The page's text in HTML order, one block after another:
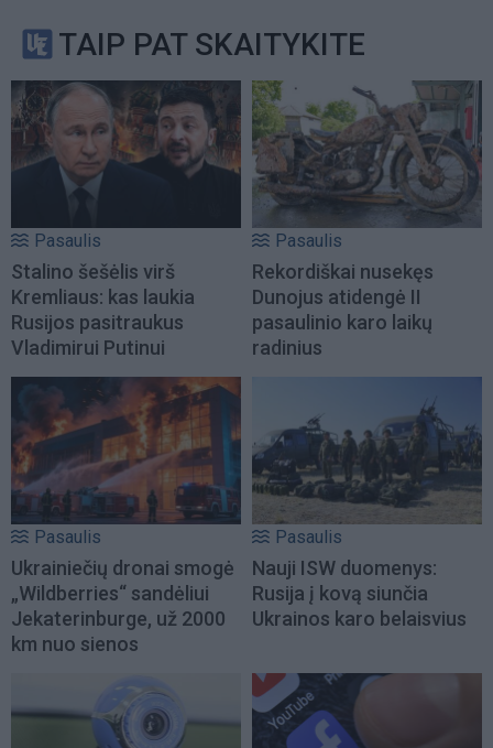
TAIP PAT SKAITYKITE
Pasaulis
Stalino šešėlis virš
Kremliaus: kas laukia
Rusijos pasitraukus
Vladimirui Putinui
Pasaulis
Rekordiškai nusekęs
Dunojus atidengė II
pasaulinio karo laikų
radinius
Pasaulis
Ukrainiečių dronai smogė
„Wildberries“ sandėliui
Jekaterinburge, už 2000
km nuo sienos
Pasaulis
Nauji ISW duomenys:
Rusija į kovą siunčia
Ukrainos karo belaisvius